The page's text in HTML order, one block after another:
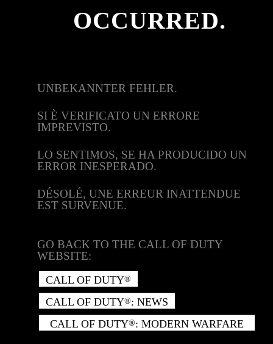
OCCURRED.
UNBEKANNTER FEHLER.
SI È VERIFICATO UN ERRORE
IMPREVISTO.
LO SENTIMOS, SE HA PRODUCIDO UN
ERROR INESPERADO.
DÉSOLÉ, UNE ERREUR INATTENDUE
EST SURVENUE.
GO BACK TO THE CALL OF DUTY
WEBSITE:
CALL OF DUTY®
CALL OF DUTY®: NEWS
CALL OF DUTY®: MODERN WARFARE